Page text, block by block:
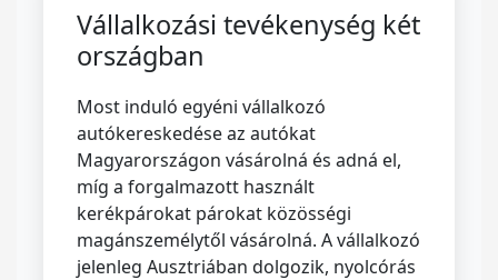
Vállalkozási tevékenység két
országban
Most induló egyéni vállalkozó
autókereskedése az autókat
Magyarországon vásárolná és adná el,
míg a forgalmazott használt
kerékpárokat párokat közösségi
magánszemélytől vásárolná. A vállalkozó
jelenleg Ausztriában dolgozik, nyolcórás